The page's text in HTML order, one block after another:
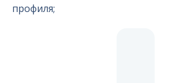
профиля;